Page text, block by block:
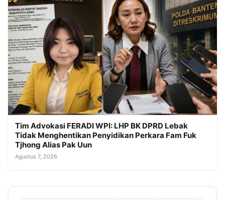
Tim Advokasi FERADI WPI: LHP BK DPRD Lebak
Tidak Menghentikan Penyidikan Perkara Fam Fuk
Tjhong Alias Pak Uun
Agustus 7, 2026